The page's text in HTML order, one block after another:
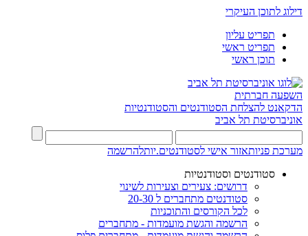
דילוג לתוכן העיקרי
תפריט עליון
תפריט ראשי
תוכן ראשי
השפעה חברתית
הדקאנט להצלחת הסטודנטים והסטודנטיות
אוניברסיטת תל אביב
מערכת פניותאזור אישי לסטודנטים.יותלהרשמה
סטודנטים וסטודנטיות
דרושים: צעירים וצעירות לשינוי
סטודנטים מתחברים ל 20-30
לכל הקורסים והתוכניות
הרשמה והגשת מועמדות - מתחברים